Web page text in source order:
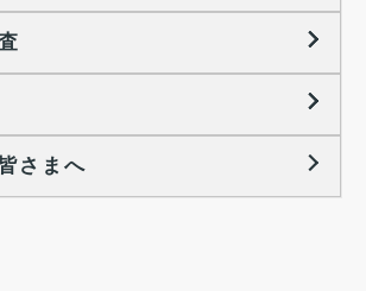
調査
特徴
移動レポート
るレポート
るレポート
後の就業
研究
事
さまへ